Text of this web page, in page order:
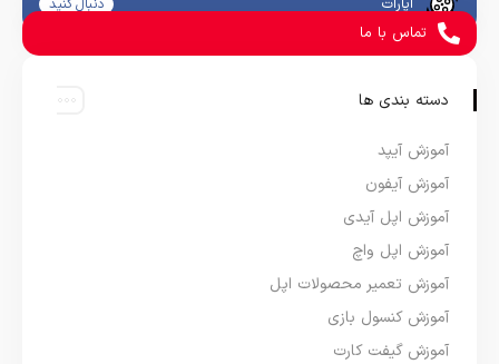
دنبال کنید
تماس با ما
دسته بندی ها
آموزش آیپد
آموزش آیفون
آموزش اپل آیدی
آموزش اپل واچ
آموزش تعمیر محصولات اپل
آموزش کنسول بازی
آموزش گیفت کارت